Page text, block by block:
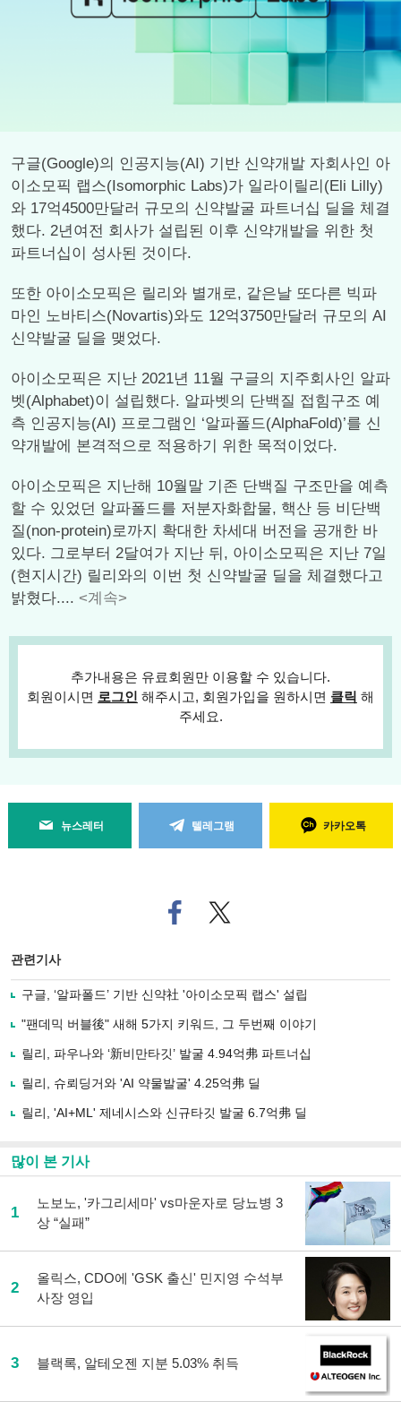
구글(Google)의 인공지능(AI) 기반 신약개발 자회사인 아
이소모픽 랩스(Isomorphic Labs)가 일라이릴리(Eli Lilly)
와 17억4500만달러 규모의 신약발굴 파트너십 딜을 체결
했다. 2년여전 회사가 설립된 이후 신약개발을 위한 첫
파트너십이 성사된 것이다.
또한 아이소모픽은 릴리와 별개로, 같은날 또다른 빅파
마인 노바티스(Novartis)와도 12억3750만달러 규모의 AI
신약발굴 딜을 맺었다.
아이소모픽은 지난 2021년 11월 구글의 지주회사인 알파
벳(Alphabet)이 설립했다. 알파벳의 단백질 접힘구조 예
측 인공지능(AI) 프로그램인 ‘알파폴드(AlphaFold)’를 신
약개발에 본격적으로 적용하기 위한 목적이었다.
아이소모픽은 지난해 10월말 기존 단백질 구조만을 예측
할 수 있었던 알파폴드를 저분자화합물, 핵산 등 비단백
질(non-protein)로까지 확대한 차세대 버전을 공개한 바
있다. 그로부터 2달여가 지난 뒤, 아이소모픽은 지난 7일
(현지시간) 릴리와의 이번 첫 신약발굴 딜을 체결했다고
밝혔다.... <계속>
추가내용은 유료회원만 이용할 수 있습니다.
회원이시면 로그인 해주시고, 회원가입을 원하시면 클릭 해
주세요.
뉴스레터 텔레그램 카카오톡
페
이
로
기
사
유
기
트위
터로
관련기사
구글, ‘알파폴드’ 기반 신약社 '아이소모픽 랩스' 설립
"팬데믹 버블後" 새해 5가지 키워드, 그 두번째 이야기
릴리, 파우나와 ‘新비만타깃’ 발굴 4.94억弗 파트너십
릴리, 슈뢰딩거와 'AI 약물발굴' 4.25억弗 딜
릴리, 'AI+ML' 제네시스와 신규타깃 발굴 6.7억弗 딜
많이 본 기사
1
노보노, '카그리세마' vs마운자로 당뇨병 3
상 “실패”
2
올릭스, CDO에 'GSK 출신' 민지영 수석부
사장 영입
3 블랙록, 알테오젠 지분 5.03% 취득